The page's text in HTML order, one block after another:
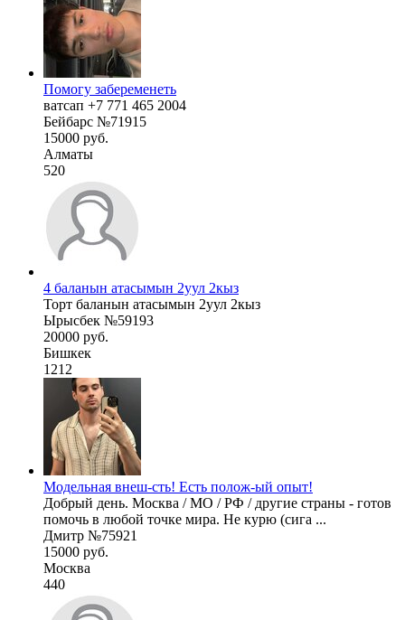
Помогу забеременеть
ватсап +7 771 465 2004
Бейбарс №71915
15000 руб.
Алматы
520
4 баланын атасымын 2уул 2кыз
Торт баланын атасымын 2уул 2кыз
Ырысбек №59193
20000 руб.
Бишкек
1212
Модельная внеш-сть! Есть полож-ый опыт!
Добрый день. Москва / МО / РФ / другие страны - готов
помочь в любой точке мира. Не курю (сига ...
Дмитр №75921
15000 руб.
Москва
440